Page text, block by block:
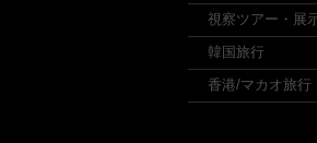
視察ツアー・展
韓国旅行
香港/マカオ旅行